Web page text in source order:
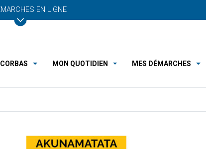
EN LIGNE
MON QUOTIDIEN MES DÉMARCHES